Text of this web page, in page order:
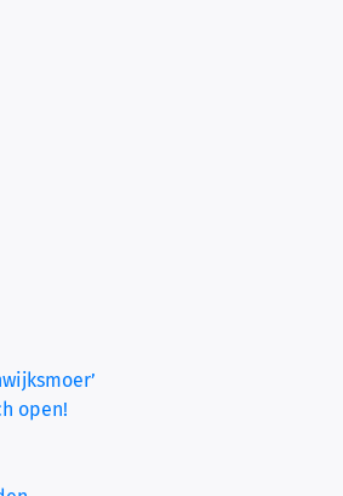
open!